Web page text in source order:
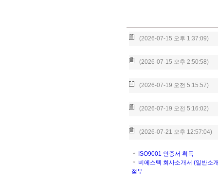
(2026-07-15 오후 1:37:09)
(2026-07-15 오후 2:50:58)
(2026-07-19 오전 5:15:57)
(2026-07-19 오전 5:16:02)
(2026-07-21 오후 12:57:04)
ISO9001 인증서 획득
비에스텍 회사소개서 (일반소
첨부